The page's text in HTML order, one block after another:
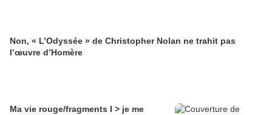
Non, « L’Odyssée » de Christopher Nolan ne trahit pas
l’œuvre d’Homère
Ma vie rouge/fragments I > je me